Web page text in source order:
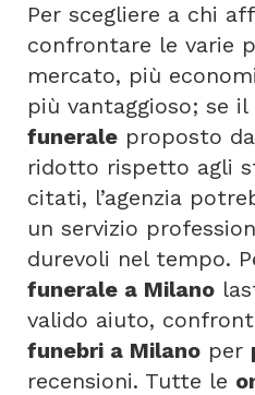
Per scegliere a chi
confrontare le varie
mercato, più
più vantaggioso; se il
funerale proposto da
ridotto rispetto agli
citati, l’agenzia
un servizio
durevoli nel tempo.
funerale a Milano
valido aiuto,
funebri a Milano per
recensioni. Tutte le